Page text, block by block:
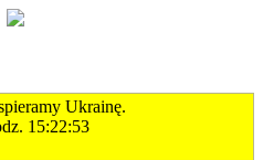
Ukrainę.
15:22:53